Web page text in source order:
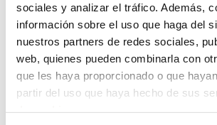
sociales y analizar el tráfico. Además,
información sobre el uso que haga del
nuestros partners de redes sociales,
web, quienes pueden combinarla con
que les haya proporcionado o que
partir del uso que haya hecho de sus
¿Has olvidado tu contraseña?